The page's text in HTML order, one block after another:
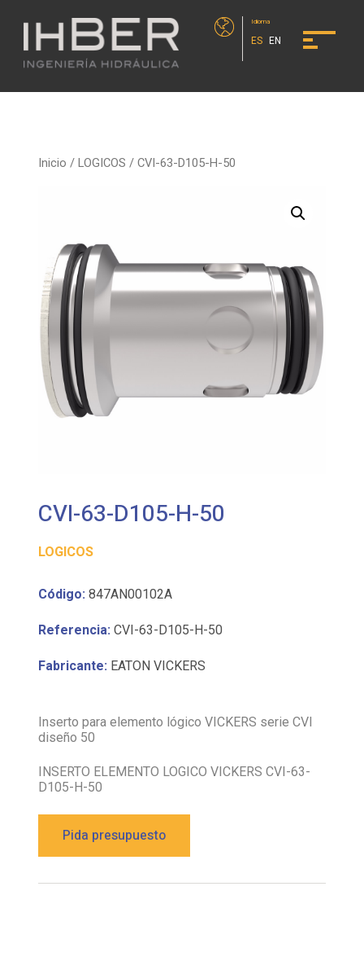
Idioma
ES EN
Inicio /LOGICOS / CVI-63-D105-H-50
CVI-63-D105-H-50
LOGICOS
Código: 847AN00102A
Referencia: CVI-63-D105-H-50
Fabricante: EATON VICKERS
Inserto para elemento lógico VICKERS serie CVI
diseño 50
INSERTO ELEMENTO LOGICO VICKERS CVI-63-
D105-H-50
Pida presupuesto